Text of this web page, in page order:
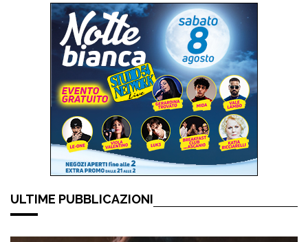
ULTIME PUBBLICAZIONI